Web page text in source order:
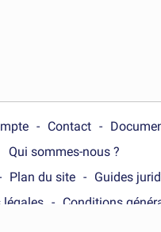
Contact
Qui sommes-nous ?
Plan du site
Guides
légales
Conditions